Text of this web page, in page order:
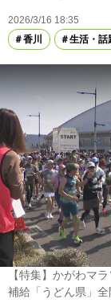
2026/3/16 18:35
香川
生活・話
【特集】かがわマ
補給「うどん県」